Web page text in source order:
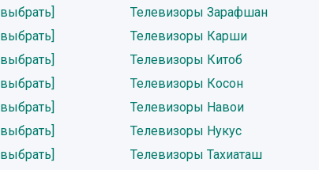
[выбрать] Телевизоры Зарафшан
[выбрать] Телевизоры Карши
[выбрать] Телевизоры Китоб
[выбрать] Телевизоры Косон
[выбрать] Телевизоры Навои
[выбрать] Телевизоры Нукус
[выбрать] Телевизоры Тахиаташ